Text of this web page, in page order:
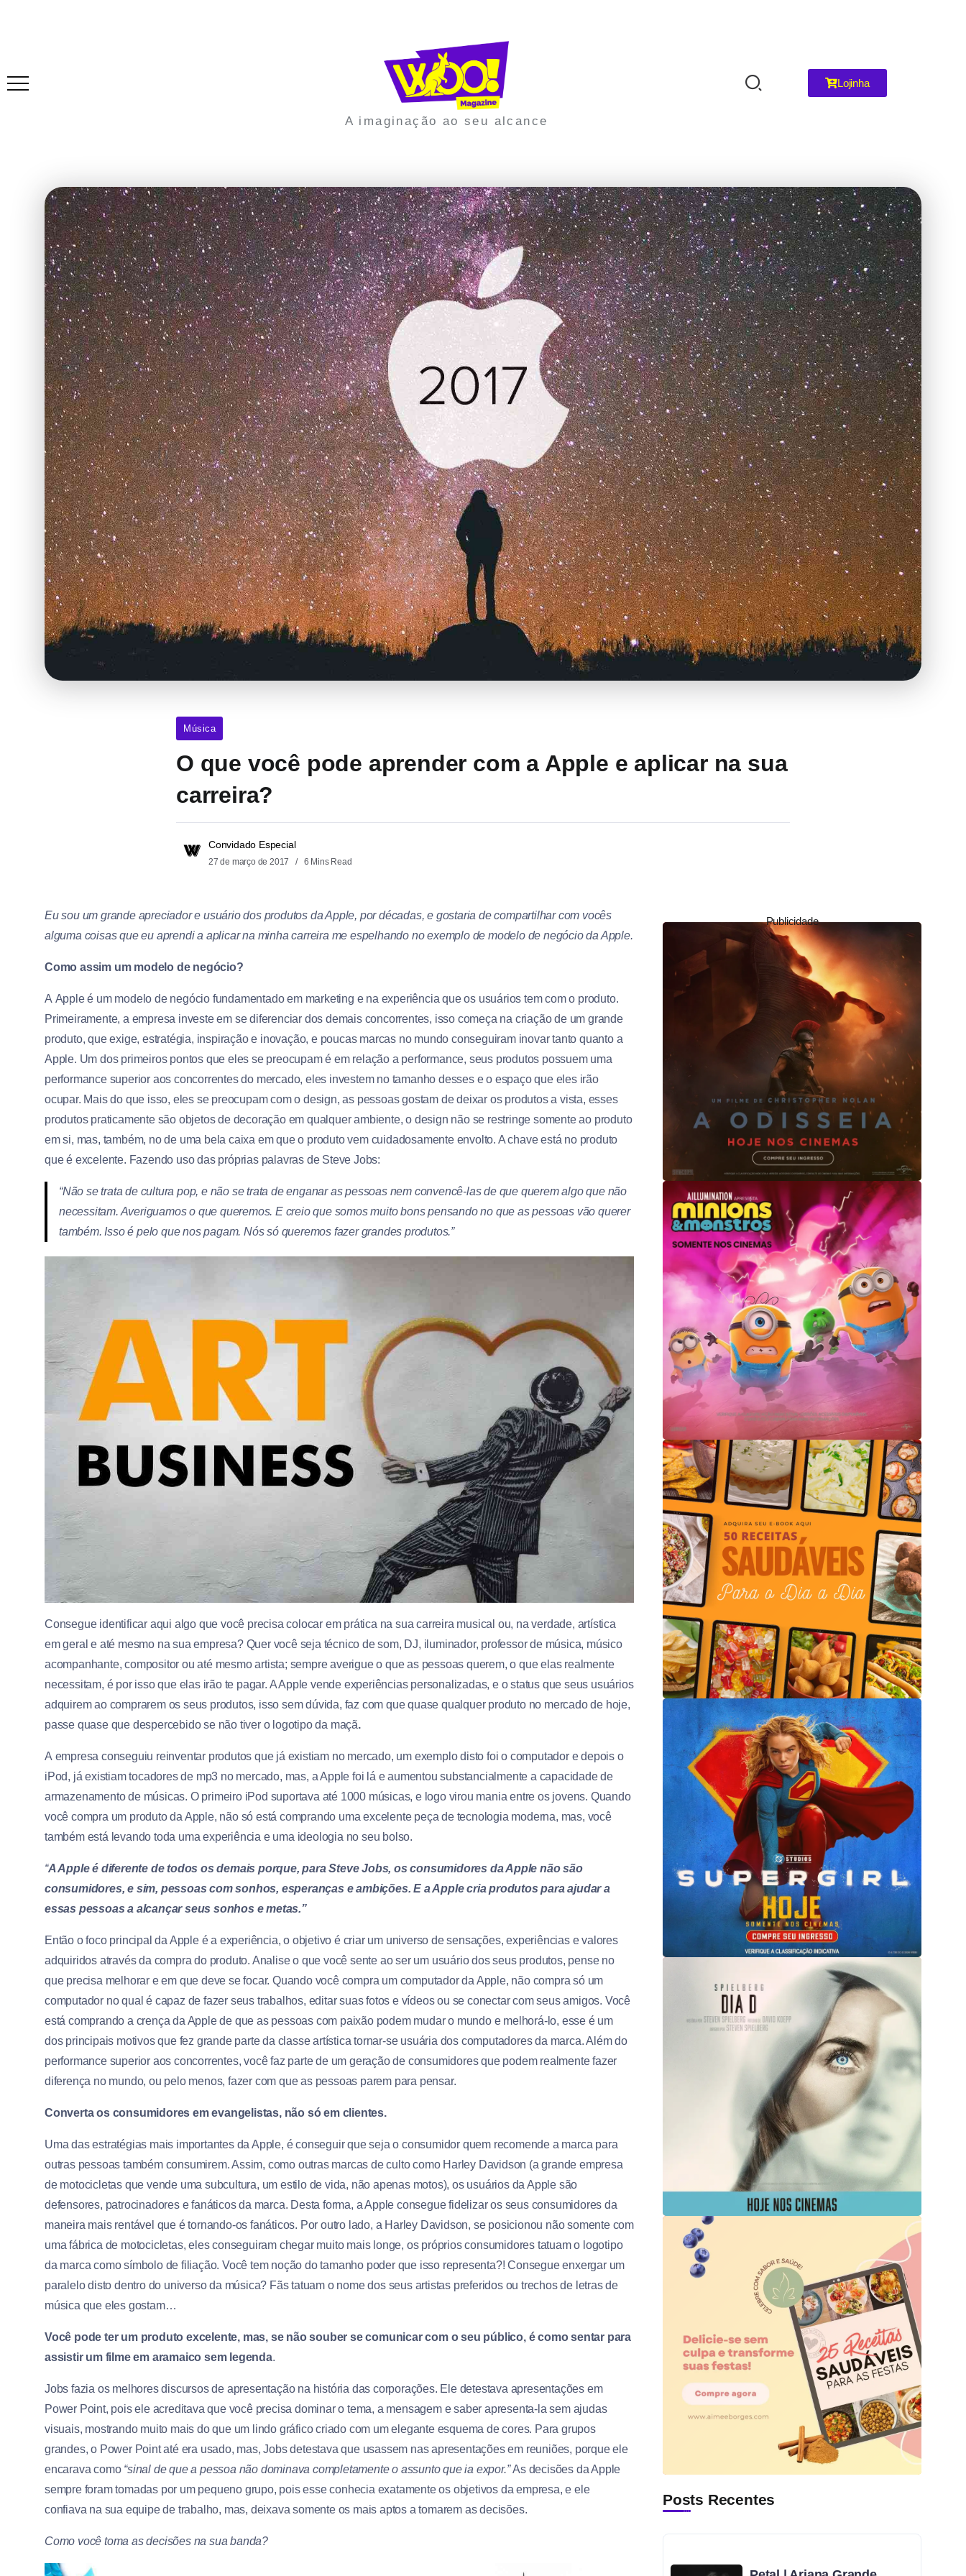
A imaginação ao seu alcance
Lojinha
Música
O que você pode aprender com a Apple e aplicar na sua
carreira?
Convidado Especial
27 de março de 2017 6 Mins Read
Eu sou um grande apreciador e usuário dos produtos da Apple, por décadas, e gostaria de compartilhar com vocês
alguma coisas que eu aprendi a aplicar na minha carreira me espelhando no exemplo de modelo de negócio da Apple.
Como assim um modelo de negócio?
A Apple é um modelo de negócio fundamentado em marketing e na experiência que os usuários tem com o produto.
Primeiramente, a empresa investe em se diferenciar dos demais concorrentes, isso começa na criação de um grande
produto, que exige, estratégia, inspiração e inovação, e poucas marcas no mundo conseguiram inovar tanto quanto a
Apple. Um dos primeiros pontos que eles se preocupam é em relação a performance, seus produtos possuem uma
performance superior aos concorrentes do mercado, eles investem no tamanho desses e o espaço que eles irão
ocupar. Mais do que isso, eles se preocupam com o design, as pessoas gostam de deixar os produtos a vista, esses
produtos praticamente são objetos de decoração em qualquer ambiente, o design não se restringe somente ao produto
em si, mas, também, no de uma bela caixa em que o produto vem cuidadosamente envolto. A chave está no produto
que é excelente. Fazendo uso das próprias palavras de Steve Jobs:
“Não se trata de cultura pop, e não se trata de enganar as pessoas nem convencê-las de que querem algo que não
necessitam. Averiguamos o que queremos. E creio que somos muito bons pensando no que as pessoas vão querer
também. Isso é pelo que nos pagam. Nós só queremos fazer grandes produtos.”
Consegue identificar aqui algo que você precisa colocar em prática na sua carreira musical ou, na verdade, artística
em geral e até mesmo na sua empresa? Quer você seja técnico de som, DJ, iluminador, professor de música, músico
acompanhante, compositor ou até mesmo artista; sempre averigue o que as pessoas querem, o que elas realmente
necessitam, é por isso que elas irão te pagar. A Apple vende experiências personalizadas, e o status que seus usuários
adquirem ao comprarem os seus produtos, isso sem dúvida, faz com que quase qualquer produto no mercado de hoje,
passe quase que despercebido se não tiver o logotipo da maçã.
A empresa conseguiu reinventar produtos que já existiam no mercado, um exemplo disto foi o computador e depois o
iPod, já existiam tocadores de mp3 no mercado, mas, a Apple foi lá e aumentou substancialmente a capacidade de
armazenamento de músicas. O primeiro iPod suportava até 1000 músicas, e logo virou mania entre os jovens. Quando
você compra um produto da Apple, não só está comprando uma excelente peça de tecnologia moderna, mas, você
também está levando toda uma experiência e uma ideologia no seu bolso.
“A Apple é diferente de todos os demais porque, para Steve Jobs, os consumidores da Apple não são
consumidores, e sim, pessoas com sonhos, esperanças e ambições. E a Apple cria produtos para ajudar a
essas pessoas a alcançar seus sonhos e metas.”
Então o foco principal da Apple é a experiência, o objetivo é criar um universo de sensações, experiências e valores
adquiridos através da compra do produto. Analise o que você sente ao ser um usuário dos seus produtos, pense no
que precisa melhorar e em que deve se focar. Quando você compra um computador da Apple, não compra só um
computador no qual é capaz de fazer seus trabalhos, editar suas fotos e vídeos ou se conectar com seus amigos. Você
está comprando a crença da Apple de que as pessoas com paixão podem mudar o mundo e melhorá-lo, esse é um
dos principais motivos que fez grande parte da classe artística tornar-se usuária dos computadores da marca. Além do
performance superior aos concorrentes, você faz parte de um geração de consumidores que podem realmente fazer
diferença no mundo, ou pelo menos, fazer com que as pessoas parem para pensar.
Converta os consumidores em evangelistas, não só em clientes.
Uma das estratégias mais importantes da Apple, é conseguir que seja o consumidor quem recomende a marca para
outras pessoas também consumirem. Assim, como outras marcas de culto como Harley Davidson (a grande empresa
de motocicletas que vende uma subcultura, um estilo de vida, não apenas motos), os usuários da Apple são
defensores, patrocinadores e fanáticos da marca. Desta forma, a Apple consegue fidelizar os seus consumidores da
maneira mais rentável que é tornando-os fanáticos. Por outro lado, a Harley Davidson, se posicionou não somente com
uma fábrica de motocicletas, eles conseguiram chegar muito mais longe, os próprios consumidores tatuam o logotipo
da marca como símbolo de filiação. Você tem noção do tamanho poder que isso representa?! Consegue enxergar um
paralelo disto dentro do universo da música? Fãs tatuam o nome dos seus artistas preferidos ou trechos de letras de
música que eles gostam…
Você pode ter um produto excelente, mas, se não souber se comunicar com o seu público, é como sentar para
assistir um filme em aramaico sem legenda.
Jobs fazia os melhores discursos de apresentação na história das corporações. Ele detestava apresentações em
Power Point, pois ele acreditava que você precisa dominar o tema, a mensagem e saber apresenta-la sem ajudas
visuais, mostrando muito mais do que um lindo gráfico criado com um elegante esquema de cores. Para grupos
grandes, o Power Point até era usado, mas, Jobs detestava que usassem nas apresentações em reuniões, porque ele
encarava como “sinal de que a pessoa não dominava completamente o assunto que ia expor.”As decisões da Apple
sempre foram tomadas por um pequeno grupo, pois esse conhecia exatamente os objetivos da empresa, e ele
confiava na sua equipe de trabalho, mas, deixava somente os mais aptos a tomarem as decisões.
Como você toma as decisões na sua banda?
Publicidade
Posts Recentes